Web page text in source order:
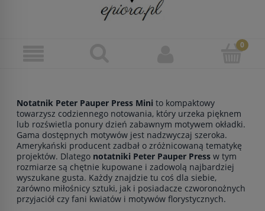
Notatnik Peter Pauper Press Mini to kompaktowy
towarzysz codziennego notowania, który urzeka pięknem
lub rozświetla ponury dzień zabawnym motywem okładki.
Gama dostępnych motywów jest nadzwyczaj szeroka.
Amerykański producent zadbał o zróżnicowaną tematykę
projektów. Dlatego notatniki Peter Pauper Press w tym
rozmiarze są chętnie kupowane i zadowolą najbardziej
wyszukane gusta. Każdy znajdzie tu coś dla siebie,
zarówno miłośnicy sztuki, jak i posiadacze czworonożnych
przyjaciół czy fani kwiatów i motywów florystycznych.